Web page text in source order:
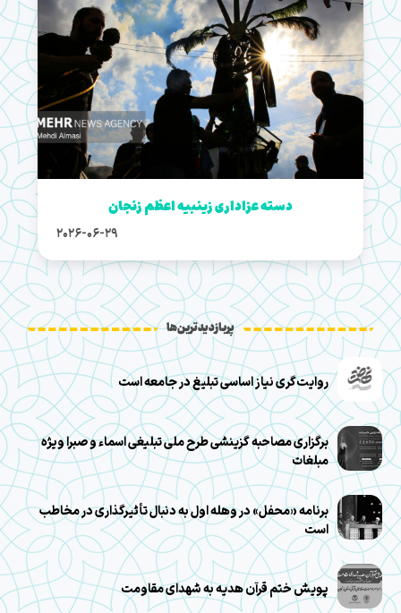
دسته عزاداری زینبیه اعظم زنجان
2026-06-29
پربازدیدترین‌ها
روایت‌گری نیاز اساسی تبلیغ در جامعه است
برگزاری مصاحبه گزینشی طرح ملی تبلیغی اسماء و صبرا ویژه
مبلغات
برنامه «محفل» در وهله اول به دنبال تأثیرگذاری در مخاطب
است
پویش ختم قرآن هدیه به شهدای مقاومت